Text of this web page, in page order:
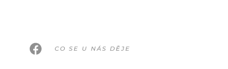
CO SE U NÁS DĚJE